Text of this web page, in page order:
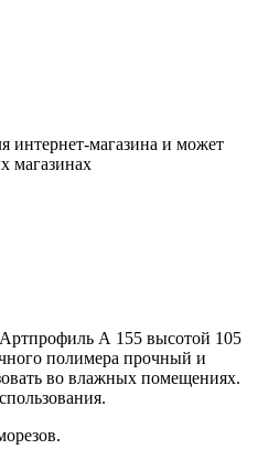
интернет-магазина и может
магазинах
А 155 высотой 105
полимера прочный и
во влажных помещениях.